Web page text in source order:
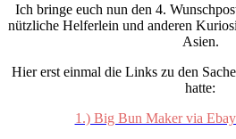
Ich bringe euch nun den 4.
nützliche Helferlein und anderen
Asien.
Hier erst einmal die Links zu den
hatte:
1.) Big Bun Maker via